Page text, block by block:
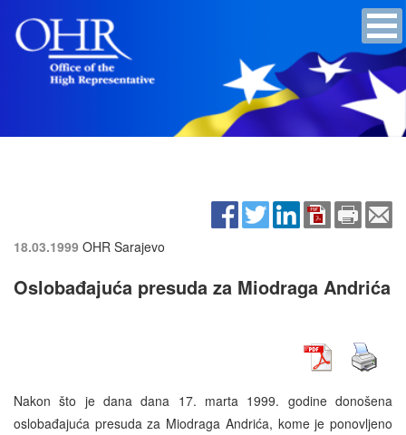
18.03.1999 OHR Sarajevo
Oslobađajuća presuda za Miodraga Andrića
Nakon što je dana dana 17. marta 1999. godine donošena
oslobađajuća presuda za Miodraga Andrića, kome je ponovljeno